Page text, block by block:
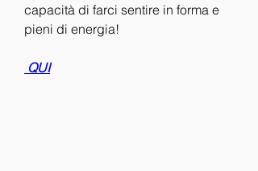
capacità di farci sentire in forma e
pieni di energia!
QUI